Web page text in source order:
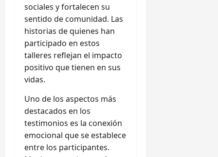
sociales y fortalecen su
sentido de comunidad. Las
historias de quienes han
participado en estos
talleres reflejan el impacto
positivo que tienen en sus
vidas.
Uno de los aspectos más
destacados en los
testimonios es la conexión
emocional que se establece
entre los participantes.